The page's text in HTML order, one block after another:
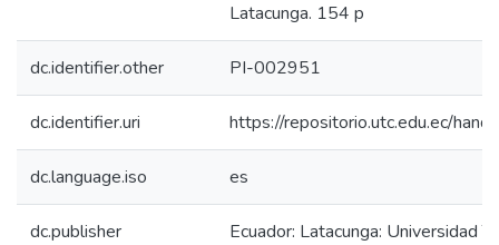
Latacunga. 154 p
dc.identifier.other PI-002951
dc.identifier.uri https://repositorio.utc.edu.ec/
dc.language.iso es
dc.publisher
Ecuador: Latacunga: Universidad